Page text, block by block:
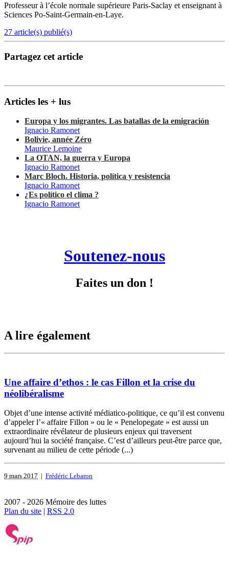
Professeur à l’école normale supérieure Paris-Saclay et enseignant à
Sciences Po-Saint-Germain-en-Laye.
27 article(s) publié(s)
Partagez cet article
Articles les + lus
Europa y los migrantes. Las batallas de la emigración
Ignacio Ramonet
Bolivie, année Zéro
Maurice Lemoine
La OTAN, la guerra y Europa
Ignacio Ramonet
Marc Bloch. Historia, política y resistencia
Ignacio Ramonet
¿Es político el clima ?
Ignacio Ramonet
Soutenez-nous
Faites un don !
A lire également
Une affaire d’ethos : le cas Fillon et la crise du
néolibéralisme
Objet d’une intense activité médiatico-politique, ce qu’il est convenu
d’appeler l’« affaire Fillon » ou le « Penelopegate » est aussi un
extraordinaire révélateur de plusieurs enjeux qui traversent
aujourd’hui la société française. C’est d’ailleurs peut-être parce que,
survenant au milieu de cette période (...)
9 mars 2017 | Frédéric Lebaron
2007 - 2026 Mémoire des luttes
Plan du site | RSS 2.0